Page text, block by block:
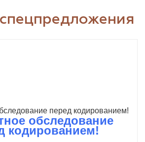
обследование
кодированием!